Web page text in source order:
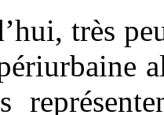
très